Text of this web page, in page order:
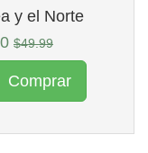
y el Norte
$49.99
Comprar